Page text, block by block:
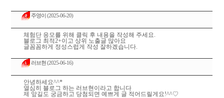
주영이(2025-06-20)
체험단 응모를 위해 클릭 후 내용을 작성해 주세요.
블로그 최적2+이고 상위 노출글 많아요
글꼼꼼하게 정성스럽게 작성 잘하겠습니다.
러브현(2025-06-16)
안녕하세요^^*
열심히 블로그 하는 러브현이라고 합니다
제 앞길도 궁금하고 당첨되면 예쁘게 글 적어드릴게요!^^♡